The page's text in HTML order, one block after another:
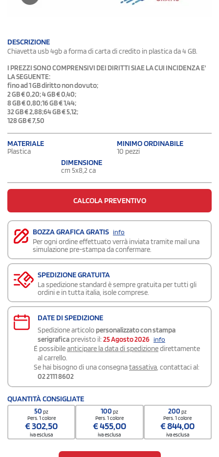
DESCRIZIONE
Chiavetta usb 4gb a forma di carta di credito in plastica da 4 GB.
I PREZZI SONO COMPRENSIVI DEI DIRITTI SIAE LA CUI INCIDENZA E'
LA SEGUENTE:
fino ad 1 GB diritto non dovuto;
2 GB € 0,20; 4 GB € 0,40;
8 GB € 0,80;16 GB € 1,44;
32 GB € 2,88;64 GB € 5,12;
128 GB € 7,50
MATERIALE
Plastica
MINIMO ORDINABILE
10 pezzi
DIMENSIONE
cm 5x8,2 ca
CALCOLA PREVENTIVO
BOZZA GRAFICA GRATIS info
Per ogni ordine effettuato verrà inviata tramite mail una
simulazione pre-stampa da confermare.
SPEDIZIONE GRATUITA
La spedizione standard è sempre gratuita per tutti gli
ordini e in tutta italia, isole comprese.
DATE DI SPEDIZIONE
Spedizione articolo personalizzato con stampa
serigrafica previsto il: 25 Agosto 2026 info
É possibileanticipare la data di spedizionedirettamente
al carrello.
Se hai bisogno di una consegnatassativa, contattaci al:
02 2111 8602
QUANTITÀ CONSIGLIATE
50pz
Pers. 1 colore
€302,50
iva esclusa
100 pz
Pers. 1 colore
€455,00
iva esclusa
200pz
Pers. 1 colore
€844,00
iva esclusa